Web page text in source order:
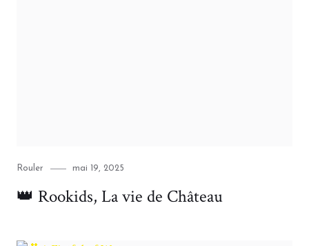
Category
Rouler
Posted
mai 19, 2025
👑 Rookids, La vie de Château